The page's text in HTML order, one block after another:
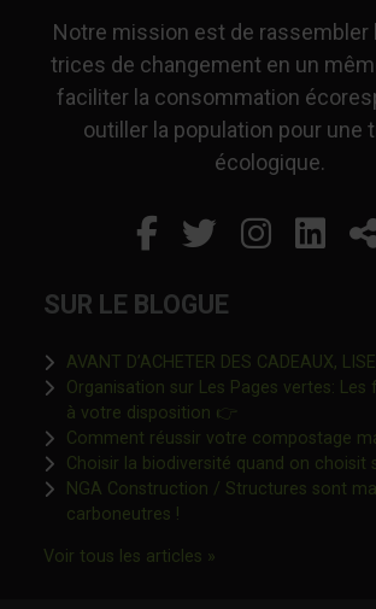
Notre mission est de rassembler
trices de changement en un
faciliter la consommation
outiller la population pour une
écologique.
Facebook
Ce lienTwitter
Ce lien
Ce Ce
SUR LE BLOGUE
AVANT D’ACHETER DES CADEAUX,
Organisation sur Les Pages vertes:
à votre disposition 👉Ce lien s'ouvrira
Comment réussir votre compostage
Choisir la biodiversité quand on choisit
NGA Construction / Structures sont
carboneutres !Ce lien s'ouvrira dans
Voir tous les articles »Ce lien s'ouvrira